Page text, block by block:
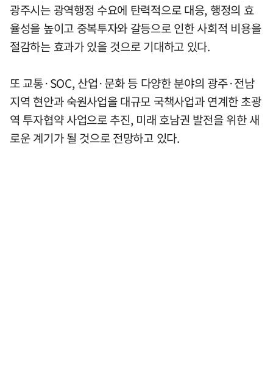
광주시는 광역행정 수요에 탄력적으로 대응, 행정의 효
율성을 높이고 중복투자와 갈등으로 인한 사회적 비용을
절감하는 효과가 있을 것으로 기대하고 있다.
또 교통·SOC, 산업·문화 등 다양한 분야의 광주·전남
지역 현안과 숙원사업을 대규모 국책사업과 연계한 초광
역 투자협약 사업으로 추진, 미래 호남권 발전을 위한 새
로운 계기가 될 것으로 전망하고 있다.